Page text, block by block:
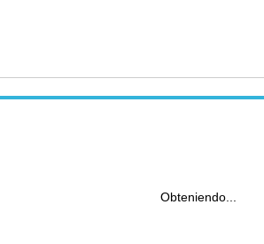
Obteniendo...